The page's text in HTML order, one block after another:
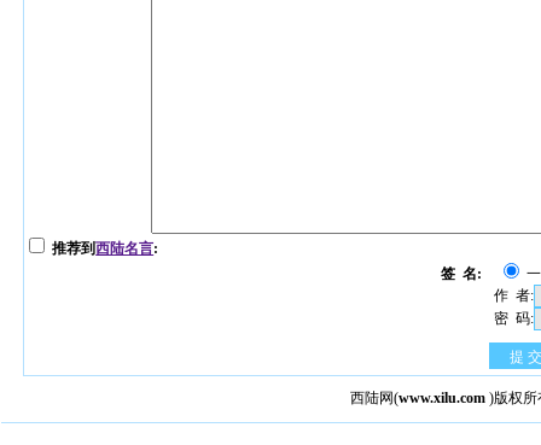
推荐到西陆名言:
签 名:
作 者:
密 码:
提 交
西陆网(www.xilu.com )版权